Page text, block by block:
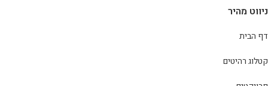
ניווט מהיר
דף הבית
קטלוג רהיטים